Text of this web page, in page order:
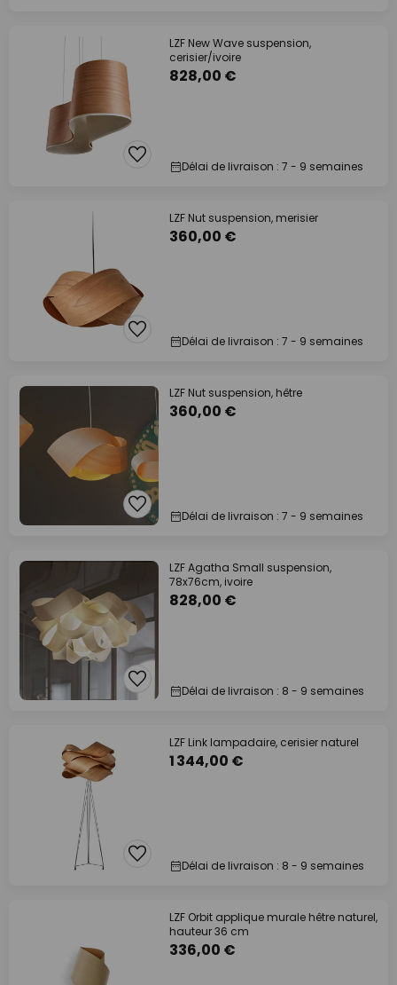
LZF New Wave suspension,
cerisier/ivoire
828,00 €
Délai de livraison : 7 - 9 semaines
LZF Nut suspension, merisier
360,00 €
Délai de livraison : 7 - 9 semaines
LZF Nut suspension, hêtre
360,00 €
Délai de livraison : 7 - 9 semaines
LZF Agatha Small suspension,
78x76cm, ivoire
828,00 €
Délai de livraison : 8 - 9 semaines
LZF Link lampadaire, cerisier naturel
1 344,00 €
Délai de livraison : 8 - 9 semaines
LZF Orbit applique murale hêtre naturel,
hauteur 36 cm
336,00 €